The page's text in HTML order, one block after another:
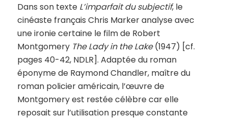
Dans son texte L’imparfait du subjectif, le
cinéaste français Chris Marker analyse avec
une ironie certaine le film de Robert
Montgomery The Lady in the Lake(1947) [cf.
pages 40-42, NDLR]. Adaptée du roman
éponyme de Raymond Chandler, maître du
roman policier américain, l’œuvre de
Montgomery est restée célèbre car elle
reposait sur l’utilisation presque constante